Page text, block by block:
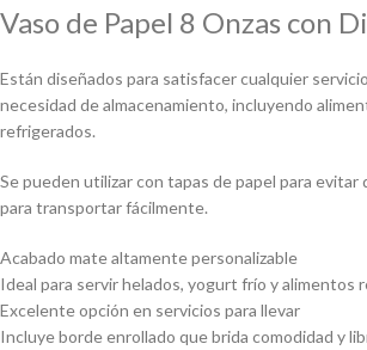
Vaso de Papel 8 Onzas con
Están diseñados para satisfacer cualquier
necesidad de almacenamiento, incluyendo
refrigerados.
Se pueden utilizar con tapas de papel para evitar
para transportar fácilmente.
Acabado mate altamente personalizable
Ideal para servir helados, yogurt frío y alimentos
Excelente opción en servicios para llevar
Incluye borde enrollado que brida comodidad y